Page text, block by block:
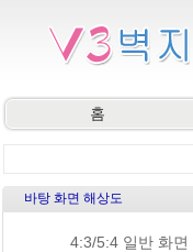
홈
바탕 화면 해상도
4:3/5:4 일반 화면